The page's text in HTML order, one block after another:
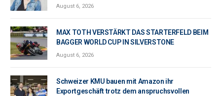
August 6, 2026
MAX TOTH VERSTÄRKT DAS STARTERFELD BEIM
BAGGER WORLD CUP IN SILVERSTONE
August 6, 2026
Schweizer KMU bauen mit Amazon ihr
Exportgeschäft trotz dem anspruchsvollen